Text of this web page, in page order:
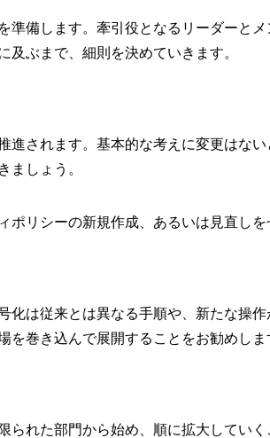
準備します。牽引役となるリーダーと
ぶまで、細則を決めていきます。
進されます。基本的な考えに変更はな
ましょう。
リシーの新規作成、あるいは見直し
化は従来とは異なる手順や、新たな操
巻き込んで展開することをお勧めしま
られた部門から始め、順に拡大してい